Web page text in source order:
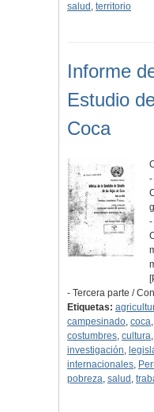
salud , territorio
Informe
Estudio
Coca
- Tercera parte /
Etiquetas:
campesinado, coca,
costumbres, cultura,
investigación,
internacionales,
pobreza, salud ,